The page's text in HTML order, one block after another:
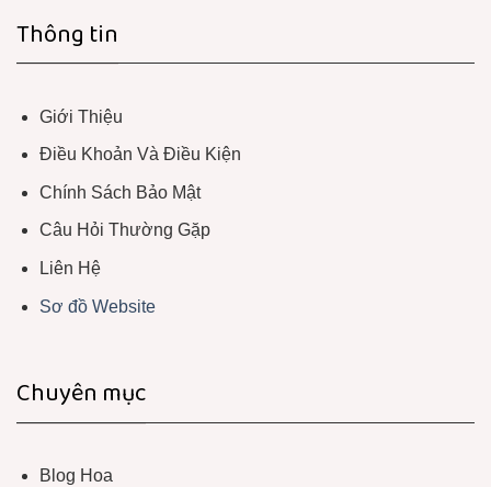
Thông tin
Giới Thiệu
Điều Khoản Và Điều Kiện
Chính Sách Bảo Mật
Câu Hỏi Thường Gặp
Liên Hệ
Sơ đồ Website
Chuyên mục
Blog Hoa